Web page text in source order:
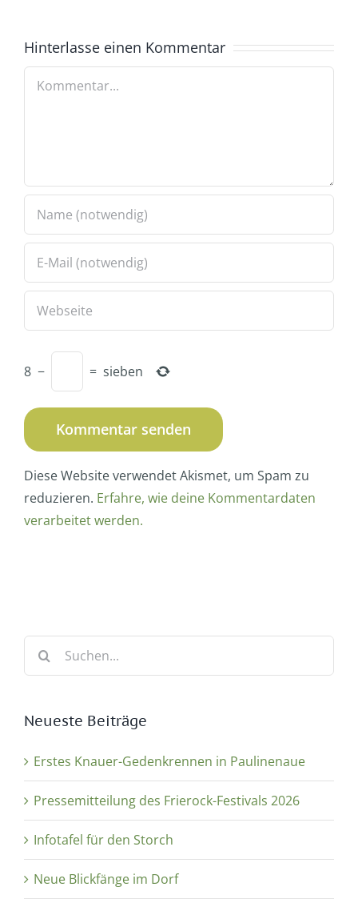
Hinterlasse einen Kommentar
Kommentar
8 − = sieben
Diese Website verwendet Akismet, um Spam zu
reduzieren. Erfahre, wie deine Kommentardaten
verarbeitet werden.
Suche
Neueste Beiträge
Erstes Knauer-Gedenkrennen in Paulinenaue
Pressemitteilung des Frierock-Festivals 2026
Infotafel für den Storch
Neue Blickfänge im Dorf